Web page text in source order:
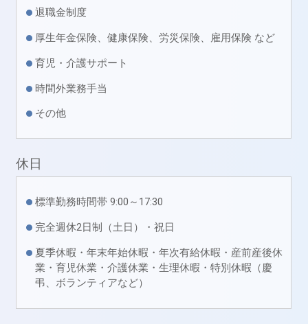
退職金制度
厚生年金保険、健康保険、労災保険、雇用保険 など
育児・介護サポート
時間外業務手当
その他
休日
標準勤務時間帯 9:00～17:30
完全週休2日制（土日）・祝日
夏季休暇・年末年始休暇・年次有給休暇・産前産後休
業・育児休業・介護休業・生理休暇・特別休暇（慶
弔、ボランティアなど）